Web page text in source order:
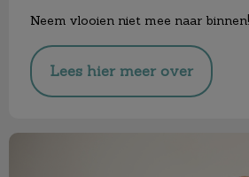
Neem vlooien niet mee naar binnen!
Lees hier meer over
Cavia Vaccinatie Actie!